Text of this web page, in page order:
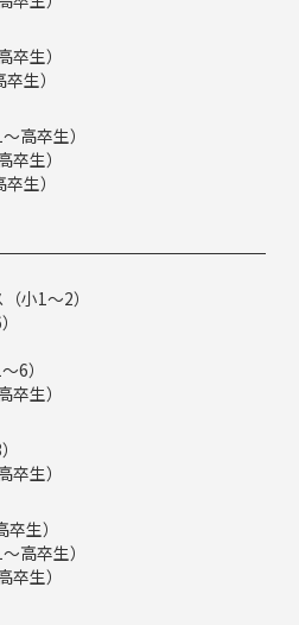
生）
生）
高卒生）
生）
生）
小1～2）
6）
生）
生）
生）
高卒生）
生）